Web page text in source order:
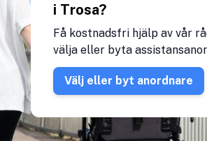
i Trosa?
Få kostnadsfri hjälp av vår
välja eller byta
Välj eller byt anordnare